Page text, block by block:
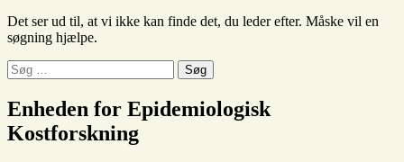
Det ser ud til, at vi ikke kan finde det, du leder efter. Måske vil en
søgning hjælpe.
Søg
efter:
Enheden for Epidemiologisk
Kostforskning